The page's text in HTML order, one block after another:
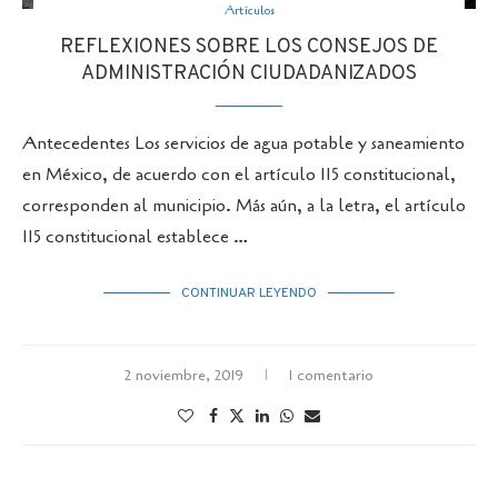
Artículos
REFLEXIONES SOBRE LOS CONSEJOS DE
ADMINISTRACIÓN CIUDADANIZADOS
Antecedentes Los servicios de agua potable y saneamiento
en México, de acuerdo con el artículo 115 constitucional,
corresponden al municipio. Más aún, a la letra, el artículo
115 constitucional establece …
CONTINUAR LEYENDO
2 noviembre, 2019 1 comentario